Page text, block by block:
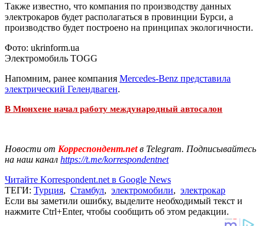
Также известно, что компания по производству данных
электрокаров будет располагаться в провинции Бурси, а
производство будет построено на принципах экологичности.
Фото: ukrinform.ua
Электромобиль TOGG
Напомним, ранее компания Mercedes-Benz представила
электрический Гелендваген.
В Мюнхене начал работу международный автосалон
Новости от Корреспондент.netв Telegram. Подписывайтесь
на наш канал https://t.me/korrespondentnet
Читайте Korrespondent.net в Google News
ТЕГИ: Турция, Стамбул, электромобили, электрокар
Если вы заметили ошибку, выделите необходимый текст и
нажмите Ctrl+Enter, чтобы сообщить об этом редакции.